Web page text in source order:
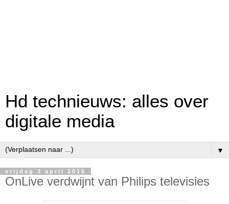
Hd technieuws: alles over
digitale media
▼
vrijdag 3 april 2015
OnLive verdwijnt van Philips televisies